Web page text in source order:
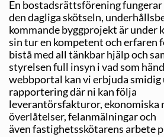
En bostadsrättsförening
den dagliga skötseln,
kommande byggprojekt är under
sin tur en kompetent och erfaren
bistå med all tänkbar hjälp och
styrelsen full insyn i vad som
webbportal kan vi erbjuda
rapportering där ni kan följa
leverantörsfakturor, ekonomiska
överlåtelser, felanmälningar och
även fastighetsskötarens arbete